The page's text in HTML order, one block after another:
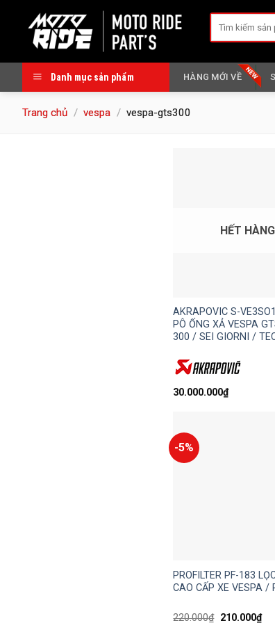
content
Tìm
Danh mục sản phẩm HÀNG MỚI VỀ
Trang chủ / vespa / vespa-gts300
HẾT HÀNG
AKRAPOVIC S-
PÔ ỐNG XẢ VESPA
300 / SEI GIORNI /
30.000.000₫
-5%
PROFILTER PF-183
CAO CẤP XE VESPA /
220.000₫ Giá
210.000₫Giá